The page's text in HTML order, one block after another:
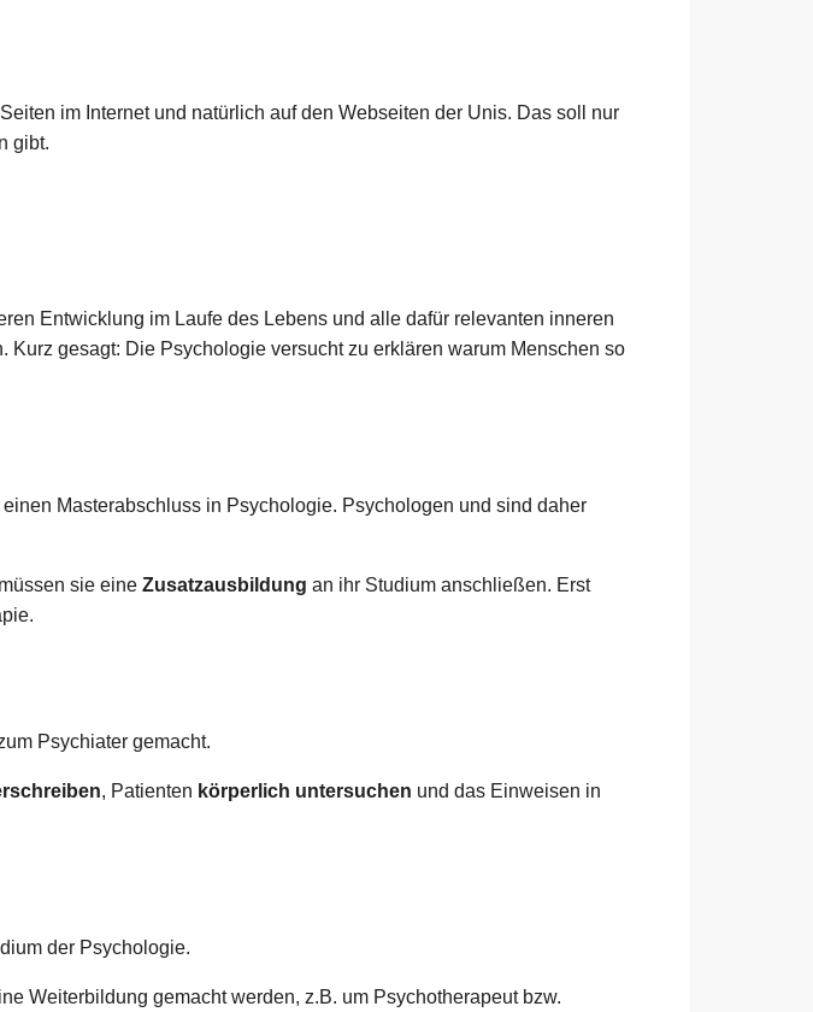
im Internet und natürlich auf den Webseiten der Unis. Das soll nur
gibt.
Entwicklung im Laufe des Lebens und alle dafür relevanten inneren
gesagt: Die Psychologie versucht zu erklären warum Menschen so
Masterabschluss in Psychologie. Psychologen und sind daher
sie eine Zusatzausbildung an ihr Studium anschließen. Erst
Psychiater gemacht.
, Patienten körperlich untersuchen und das Einweisen in
der Psychologie.
Weiterbildung gemacht werden, z.B. um Psychotherapeut bzw.